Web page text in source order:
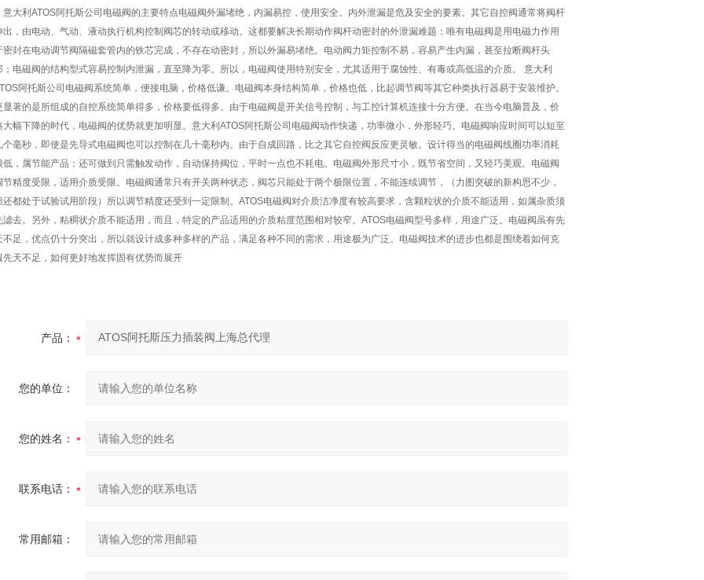
意大利ATOS阿托斯公司电磁阀的主要特点电磁阀外漏堵绝，内漏易控，使用安全。内外泄漏是危及安全的要素。其它自控阀通常将阀杆
出，由电动、气动、液动执行机构控制阀芯的转动或移动。这都要解决长期动作阀杆动密封的外泄漏难题；唯有电磁阀是用电磁力作用
密封在电动调节阀隔磁套管内的铁芯完成，不存在动密封，所以外漏易堵绝。电动阀力矩控制不易，容易产生内漏，甚至拉断阀杆头
；电磁阀的结构型式容易控制内泄漏，直至降为零。所以，电磁阀使用特别安全，尤其适用于腐蚀性、有毒或高低温的介质。 意大利
阿托斯公司电磁阀系统简单，便接电脑，价格低谦。电磁阀本身结构简单，价格也低，比起调节阀等其它种类执行器易于安装维护。
显著的是所组成的自控系统简单得多，价格要低得多。由于电磁阀是开关信号控制，与工控计算机连接十分方便。在当今电脑普及，价
大幅下降的时代，电磁阀的优势就更加明显。意大利ATOS阿托斯公司电磁阀动作快递，功率微小，外形轻巧。电磁阀响应时间可以短至
个毫秒，即使是先导式电磁阀也可以控制在几十毫秒内。由于自成回路，比之其它自控阀反应更灵敏。设计得当的电磁阀线圈功率消耗
低，属节能产品；还可做到只需触发动作，自动保持阀位，平时一点也不耗电。电磁阀外形尺寸小，既节省空间，又轻巧美观。电磁阀
节精度受限，适用介质受限。电磁阀通常只有开关两种状态，阀芯只能处于两个极限位置，不能连续调节，（力图突破的新构思不少，
还都处于试验试用阶段）所以调节精度还受到一定限制。ATOS电磁阀对介质洁净度有较高要求，含颗粒状的介质不能适用，如属杂质须
滤去。另外，粘稠状介质不能适用，而且，特定的产品适用的介质粘度范围相对较窄。ATOS电磁阀型号多样，用途广泛。电磁阀虽有先
不足，优点仍十分突出，所以就设计成多种多样的产品，满足各种不同的需求，用途极为广泛。电磁阀技术的进步也都是围绕着如何克
先天不足，如何更好地发挥固有优势而展开
产品：
您的单位：
您的姓名：
联系电话：
常用邮箱：